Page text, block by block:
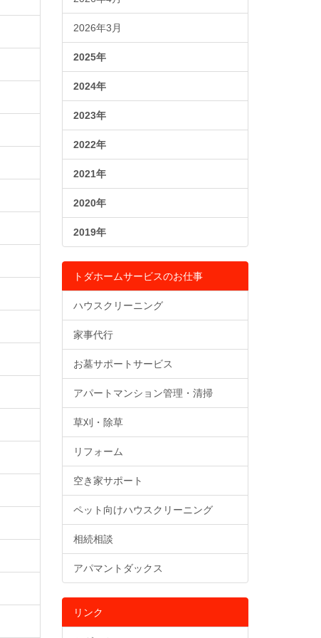
2026年3月
2025年
2024年
2023年
2022年
2021年
2020年
2019年
トダホームサービスのお仕事
ハウスクリーニング
家事代行
お墓サポートサービス
アパートマンション管理・清掃
草刈・除草
リフォーム
空き家サポート
ペット向けハウスクリーニング
相続相談
アパマントダックス
リンク